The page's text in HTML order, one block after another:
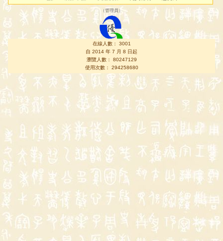
（管理員 ）
在線人數： 3001
自 2014 年 7 月 8 日起
瀏覽人數： 80247129
使用次數： 294258680